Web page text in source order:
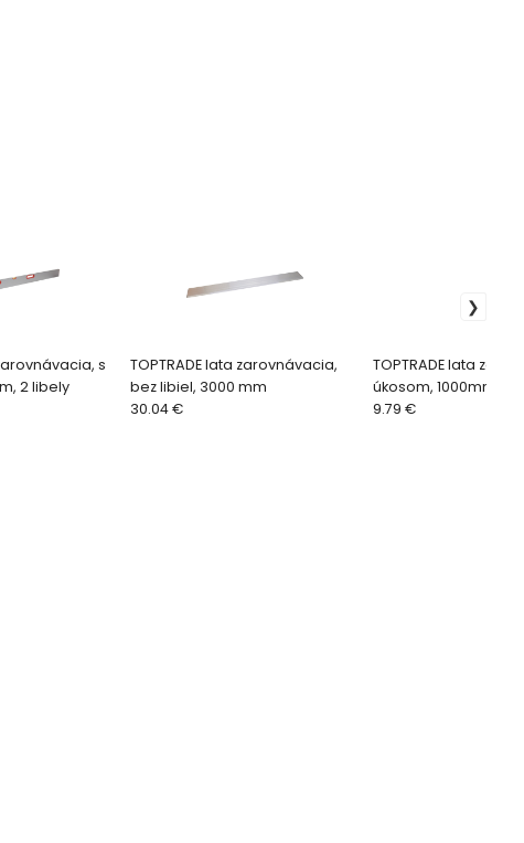
s
2 libely
TOPTRADE lata zarovnávacia,
bez libiel, 3000 mm
30.04 €
TOPTRADE lata
úkosom, 1000mm
9.79 €